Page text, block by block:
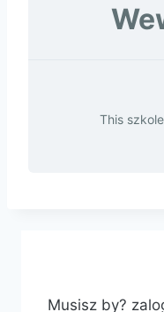
This
Musisz by?